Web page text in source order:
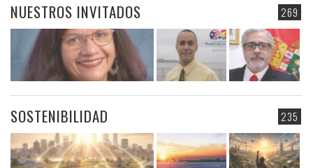
269
NUESTROS INVITADOS
235
SOSTENIBILIDAD